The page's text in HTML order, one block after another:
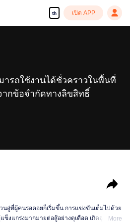
th เปิด APP
รถใช้งานได้ชั่วคราวในพื้นที่
กข้อจำกัดทางลิขสิทธิ์
นอู่ที่ผู้คนรอคอยก็เริ่มขึ้น การแข่งขันเต็มไปด้วย
ข็งแกร่งมากมายต่อสู้อย่างดุเดือด เกิดอุบัติเหตุ
More